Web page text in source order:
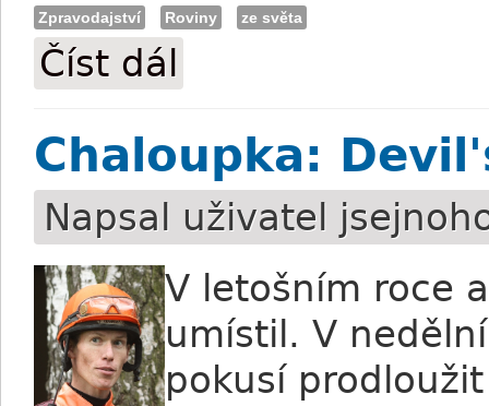
Zpravodajství Roviny ze světa
Číst dál
Chaloupka:
Napsal uživatel
V letošním roce
umístil. V
pokusí